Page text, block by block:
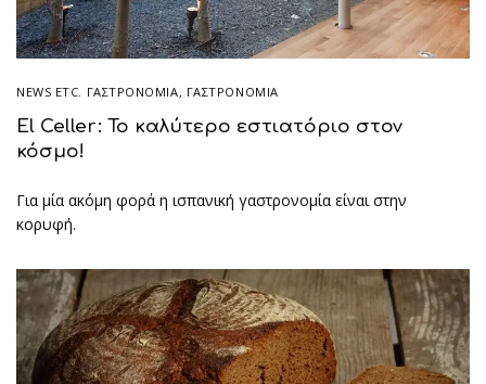
NEWS ETC. ΓΑΣΤΡΟΝΟΜΊΑ, ΓΑΣΤΡΟΝΟΜΙΑ
El Celler: Το καλύτερο εστιατόριο στον
κόσμο!
Για μία ακόμη φορά η ισπανική γαστρονομία είναι στην
κορυφή.